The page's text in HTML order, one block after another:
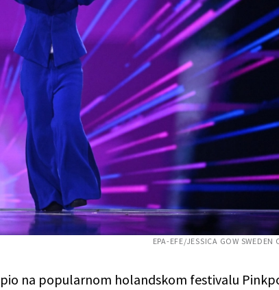
EPA-EFE/JESSICA GOW SWEDEN
na popularnom holandskom festivalu